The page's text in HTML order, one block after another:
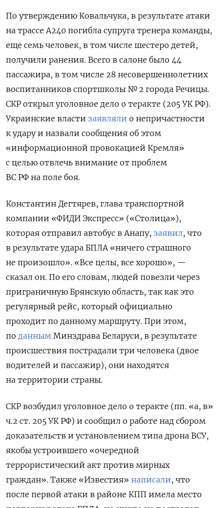
По утверждению Ковальчука, в результате атаки
на трассе А240 погибла супруга тренера команды,
еще семь человек, в том числе шестеро детей,
получили ранения. Всего в салоне было 44
пассажира, в том числе 28 несовершеннолетних
воспитанников спортшколы № 2 города Речицы.
СКР открыл уголовное дело о теракте (205 УК РФ).
Украинские власти заявляли о непричастности
к удару и назвали сообщения об этом
«информационной провокацией Кремля»
с целью отвлечь внимание от проблем
ВС РФ на поле боя.
Константин Дегтярев, глава транспортной
компании «ФИДИ Экспресс» («Столица»),
которая отправил автобус в Анапу, заявил, что
в результате удара БПЛА «ничего страшного
не произошло». «Все целы, все хорошо», —
сказал он. По его словам, людей повезли через
приграничную Брянскую область, так как это
регулярный рейс, который официально
проходит по данному маршруту. При этом,
по данным Минздрава Беларуси, в результате
происшествия пострадали три человека (двое
водителей и пассажир), они находятся
на территории страны.
СКР возбудил уголовное дело о теракте (пп. «а, в»
ч.2 ст. 205 УК РФ) и сообщил о работе над сбором
доказательств и установлением типа дрона ВСУ,
якобы устроившего «очередной
террористический акт против мирных
граждан». Также «Известия» написали, что
после первой атаки в районе КПП имела место